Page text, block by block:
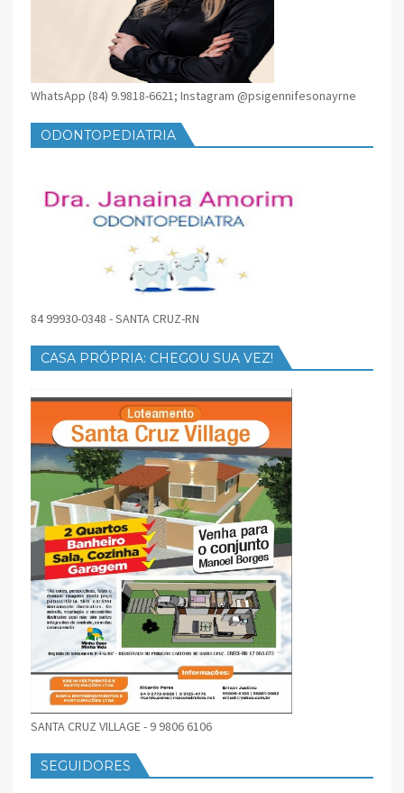
WhatsApp (84) 9.9818-6621; Instagram @psigennifesonayrne
ODONTOPEDIATRIA
84 99930-0348 - SANTA CRUZ-RN
CASA PRÓPRIA: CHEGOU SUA VEZ!
SANTA CRUZ VILLAGE - 9 9806 6106
SEGUIDORES